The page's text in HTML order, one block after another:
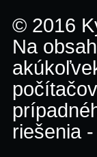
© 2016
Na
riešenia -